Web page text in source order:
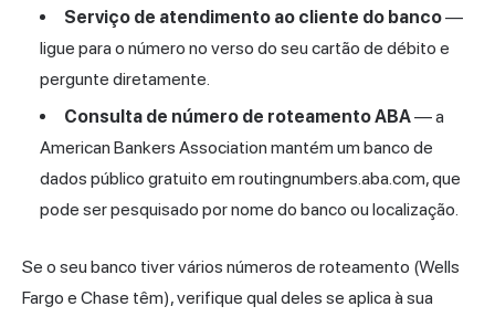
Serviço de atendimento ao cliente do banco—
ligue para o número no verso do seu cartão de débito e
pergunte diretamente.
Consulta de número de roteamento ABA— a
American Bankers Association mantém um banco de
dados público gratuito em routingnumbers.aba.com, que
pode ser pesquisado por nome do banco ou localização.
Se o seu banco tiver vários números de roteamento (Wells
Fargo e Chase têm), verifique qual deles se aplica à sua